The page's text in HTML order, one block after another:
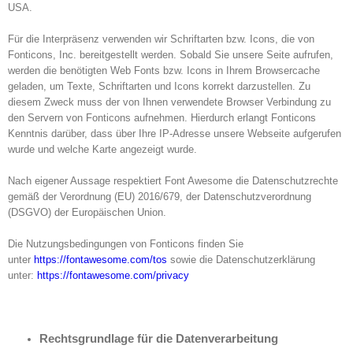
USA.
Für die Interpräsenz verwenden wir Schriftarten bzw. Icons, die von
Fonticons, Inc. bereitgestellt werden. Sobald Sie unsere Seite aufrufen,
werden die benötigten Web Fonts bzw. Icons in Ihrem Browsercache
geladen, um Texte, Schriftarten und Icons korrekt darzustellen. Zu
diesem Zweck muss der von Ihnen verwendete Browser Verbindung zu
den Servern von Fonticons aufnehmen. Hierdurch erlangt Fonticons
Kenntnis darüber, dass über Ihre IP-Adresse unsere Webseite aufgerufen
wurde und welche Karte angezeigt wurde.
Nach eigener Aussage respektiert Font Awesome die Datenschutzrechte
gemäß der Verordnung (EU) 2016/679, der Datenschutzverordnung
(DSGVO) der Europäischen Union.
Die Nutzungsbedingungen von Fonticons finden Sie
unter https://fontawesome.com/tos sowie die Datenschutzerklärung
unter: https://fontawesome.com/privacy
Rechtsgrundlage für die Datenverarbeitung